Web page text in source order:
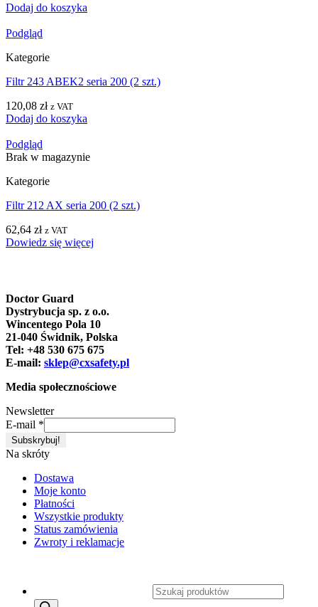
Dodaj do koszyka
Podgląd
Kategorie
Filtr 243 ABEK2 seria 200 (2 szt.)
120,08 zł z VAT
Dodaj do koszyka
Podgląd
Brak w magazynie
Kategorie
Filtr 212 AX seria 200 (2 szt.)
62,64 zł z VAT
Dowiedz się więcej
Doctor Guard
Dystrybucja sp. z o.o.
Wincentego Pola 10
21-040 Świdnik, Polska
Tel: +48 530 675 675
E-mail: sklep@cxsafety.pl
Media społecznościowe
Newsletter
E-mail *
Na skróty
Dostawa
Moje konto
Płatności
Wszystkie produkty
Status zamówienia
Zwroty i reklamacje